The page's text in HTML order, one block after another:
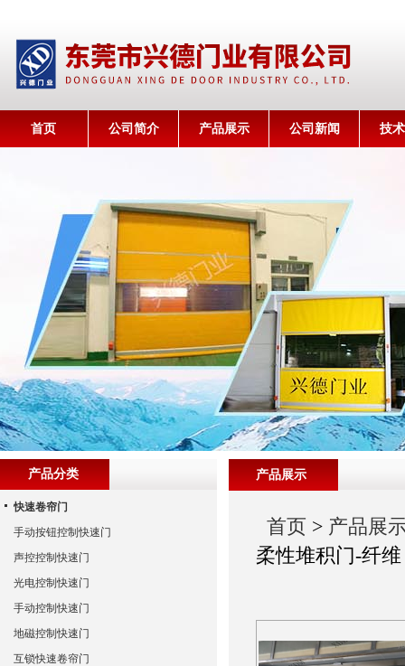
首页 公司简介 产品展示 公司新闻 技
产品展示
首页 > 产品展
柔性堆积门-纤维
产品分类
快速卷帘门
手动按钮控制快速门
声控控制快速门
光电控制快速门
手动控制快速门
地磁控制快速门
互锁快速卷帘门